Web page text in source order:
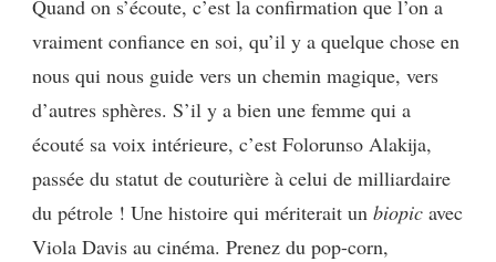
Quand on s’écoute, c’est la confirmation que l’on a
vraiment confiance en soi, qu’il y a quelque chose en
nous qui nous guide vers un chemin magique, vers
d’autres sphères. S’il y a bien une femme qui a
écouté sa voix intérieure, c’est Folorunso Alakija,
passée du statut de couturière à celui de milliardaire
du pétrole ! Une histoire qui mériterait un biopic avec
Viola Davis au cinéma. Prenez du pop-corn,